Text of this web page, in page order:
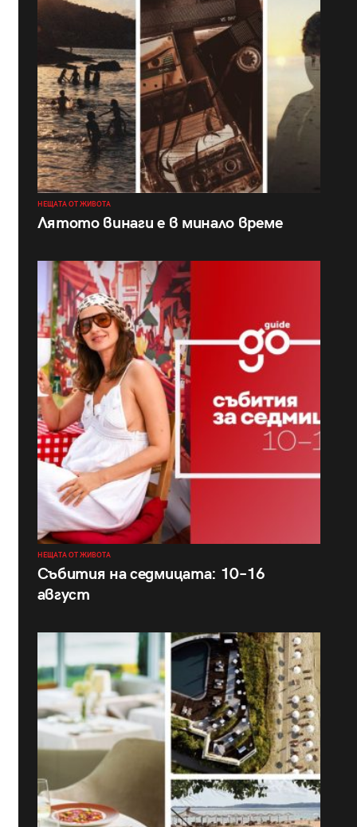
НЕЩАТА ОТ ЖИВОТА
Лятото винаги е в минало време
НЕЩАТА ОТ ЖИВОТА
Събития на седмицата: 10–16
август